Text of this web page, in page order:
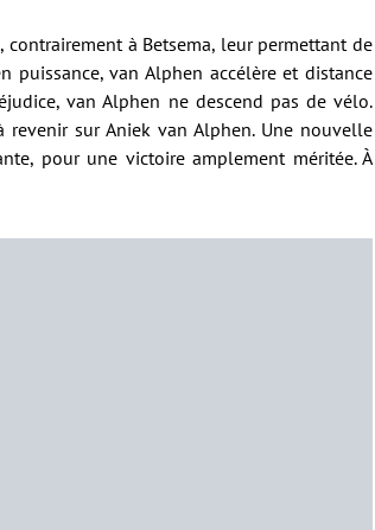
à Betsema, leur permettant de
van Alphen accélère et distance
van Alphen ne descend pas de vélo.
sur Aniek van Alphen. Une nouvelle
pour une victoire amplement méritée. À